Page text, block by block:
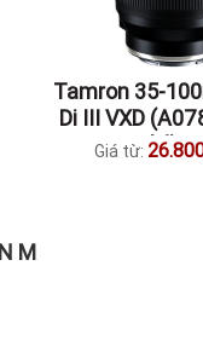
Tamron 35-
Di III VXD
hãng
Giá từ:
M